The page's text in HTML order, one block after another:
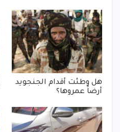
هل وطئت أقدام الجنجويد
أرضاً عمروها؟